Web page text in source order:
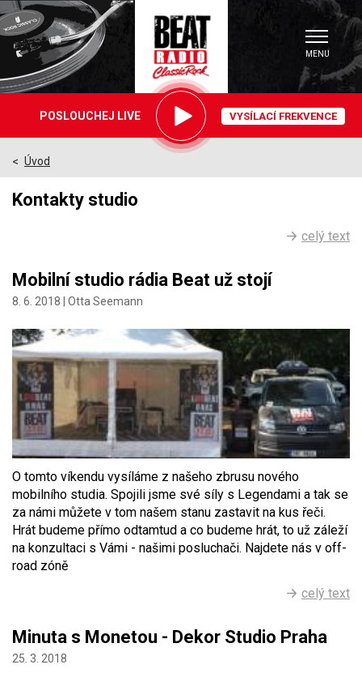
hrajemePOSLOUCHEJ LIVE VYSÍLACÍ FREKVENCE
MENU
Úvod
>
Články
Kontakty studio
celý text
Mobilní studio rádia Beat už stojí
8. 6. 2018 | Otta Seemann
O tomto víkendu vysíláme z našeho zbrusu nového
mobilního studia. Spojili jsme své síly s Legendami a tak se
za námi můžete v tom našem stanu zastavit na kus řeči.
Hrát budeme přímo odtamtud a co budeme hrát, to už záleží
na konzultaci s Vámi - našimi posluchači. Najdete nás v off-
road zóně
celý text
Minuta s Monetou - Dekor Studio Praha
25. 3. 2018